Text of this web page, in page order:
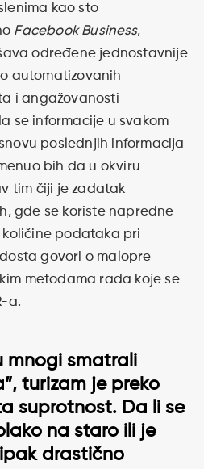
kao sto
Facebook Business,
određene jednostavnije
automatizovanih
i angažovanosti
se informacije u svakom
poslednjih informacija
bih da u okviru
tim čiji je zadatak
gde se koriste napredne
podataka pri
govori o malopre
metodama rada koje se
a.
mnogi smatrali
turizam je preko
suprotnost. Da li se
na staro ili je
drastično